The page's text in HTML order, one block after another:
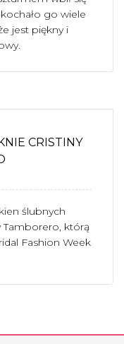
go wiele
jest piękny i
CRISTINY
ślubnych
Tamborero, którą
Fashion Week